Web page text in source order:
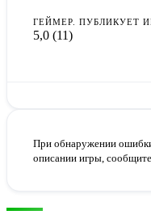
ГЕЙМЕР. ПУБЛИКУЕТ
5,0 (11)
При обнаружении
описании игры,